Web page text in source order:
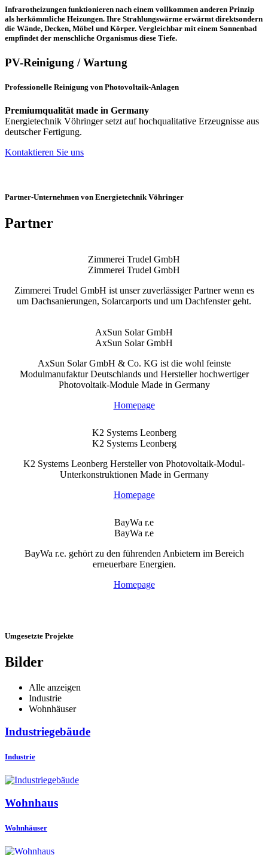
Infrarotheizungen funktionieren nach einem vollkommen anderen Prinzip
als herkömmliche Heizungen. Ihre Strahlungswärme erwärmt direktsondern
die Wände, Decken, Möbel und Körper. Vergleichbar mit einem Sonnenbad
empfindet der menschliche Organismus diese Tiefe.
PV-Reinigung / Wartung
Professionelle Reinigung von Photovoltaik-Anlagen
Premiumqualität made in Germany
Energietechnik Vöhringer setzt auf hochqualitative Erzeugnisse aus
deutscher Fertigung.
Kontaktieren Sie uns
Partner-Unternehmen von Energietechnik Vöhringer
Partner
Zimmerei Trudel GmbH
Zimmerei Trudel GmbH
Zimmerei Trudel GmbH ist unser zuverlässiger Partner wenn es
um Dachsanierungen, Solarcarports und um Dachfenster geht.
AxSun Solar GmbH
AxSun Solar GmbH
AxSun Solar GmbH & Co. KG ist die wohl feinste
Modulmanufaktur Deutschlands und Hersteller hochwertiger
Photovoltaik-Module Made in Germany
Homepage
K2 Systems Leonberg
K2 Systems Leonberg
K2 Systems Leonberg Hersteller von Photovoltaik-Modul-
Unterkonstruktionen Made in Germany
Homepage
BayWa r.e
BayWa r.e
BayWa r.e. gehört zu den führenden Anbietern im Bereich
erneuerbare Energien.
Homepage
Umgesetzte Projekte
Bilder
Alle anzeigen
Industrie
Wohnhäuser
Industriegebäude
Industrie
Wohnhaus
Wohnhäuser